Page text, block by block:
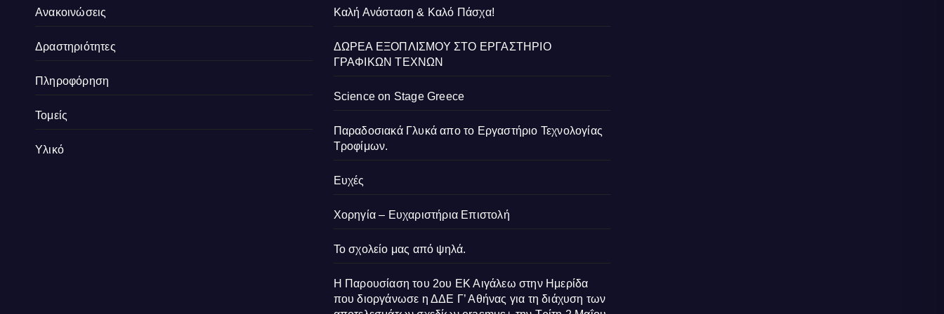
Ανακοινώσεις
Δραστηριότητες
Πληροφόρηση
Τομείς
Υλικό
Καλή Ανάσταση & Καλό Πάσχα!
ΔΩΡΕΑ ΕΞΟΠΛΙΣΜΟΥ ΣΤΟ ΕΡΓΑΣΤΗΡΙΟ
ΓΡΑΦΙΚΩΝ ΤΕΧΝΩΝ
Science on Stage Greece
Παραδοσιακά Γλυκά απο το Εργαστήριο Τεχνολογίας
Τροφίμων.
Ευχές
Χορηγία – Ευχαριστήρια Επιστολή
Το σχολείο μας από ψηλά.
Η Παρουσίαση του 2ου ΕΚ Αιγάλεω στην Ημερίδα
που διοργάνωσε η ΔΔΕ Γ’ Αθήνας για τη διάχυση των